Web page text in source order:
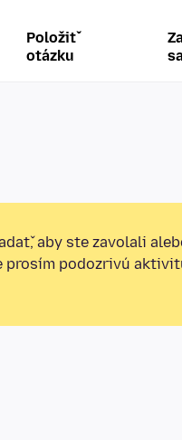
Položiť
otázku
aby ste zavolali
prosím podozrivú